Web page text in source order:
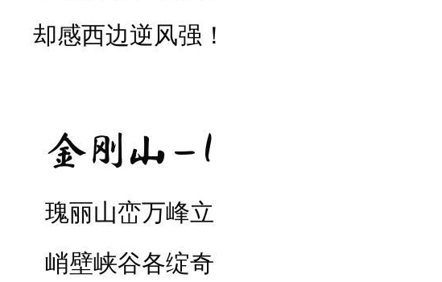
却感西边逆风强！
金刚山 – 1
瑰丽山峦万峰立
峭壁峡谷各绽奇